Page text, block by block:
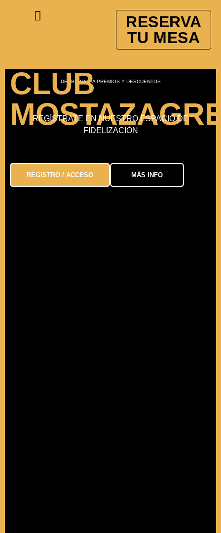
RESERVA
TU MESA
DESBLOQUEA PREMIOS Y DESCUENTOS
CLUB
REGÍSTRATE EN NUESTRO ESPACIO DE
FIDELIZACIÓN
REGISTRO / ACCESO MÁS INFO